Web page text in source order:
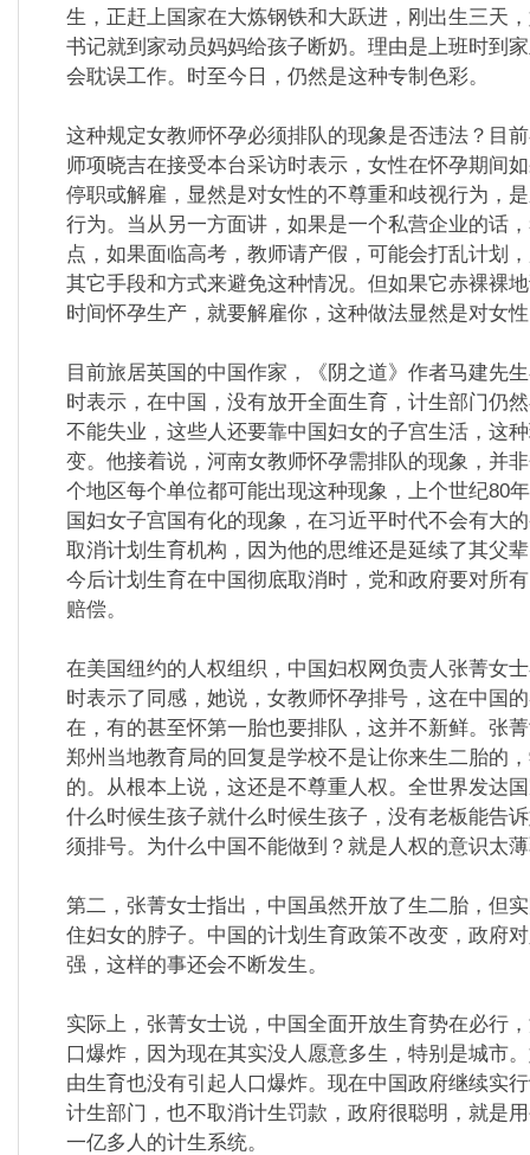
生，正赶上国家在大炼钢铁和大跃进，刚出生三天
书记就到家动员妈妈给孩子断奶。理由是上班时到
会耽误工作。时至今日，仍然是这种专制色彩。
这种规定女教师怀孕必须排队的现象是否违法？目
师项晓吉在接受本台采访时表示，女性在怀孕期间
停职或解雇，显然是对女性的不尊重和歧视行为，
行为。当从另一方面讲，如果是一个私营企业的话
点，如果面临高考，教师请产假，可能会打乱计划
其它手段和方式来避免这种情况。但如果它赤裸裸
时间怀孕生产，就要解雇你，这种做法显然是对女
目前旅居英国的中国作家，《阴之道》作者马建先
时表示，在中国，没有放开全面生育，计生部门仍
不能失业，这些人还要靠中国妇女的子宫生活，这
变。他接着说，河南女教师怀孕需排队的现象，并
个地区每个单位都可能出现这种现象，上个世纪80
国妇女子宫国有化的现象，在习近平时代不会有大
取消计划生育机构，因为他的思维还是延续了其父
今后计划生育在中国彻底取消时，党和政府要对所
赔偿。
在美国纽约的人权组织，中国妇权网负责人张菁女
时表示了同感，她说，女教师怀孕排号，这在中国
在，有的甚至怀第一胎也要排队，这并不新鲜。张
郑州当地教育局的回复是学校不是让你来生二胎的
的。从根本上说，这还是不尊重人权。全世界发达
什么时候生孩子就什么时候生孩子，没有老板能告
须排号。为什么中国不能做到？就是人权的意识太
第二，张菁女士指出，中国虽然开放了生二胎，但
住妇女的脖子。中国的计划生育政策不改变，政府
强，这样的事还会不断发生。
实际上，张菁女士说，中国全面开放生育势在必行
口爆炸，因为现在其实没人愿意多生，特别是城市
由生育也没有引起人口爆炸。现在中国政府继续实
计生部门，也不取消计生罚款，政府很聪明，就是
一亿多人的计生系统。